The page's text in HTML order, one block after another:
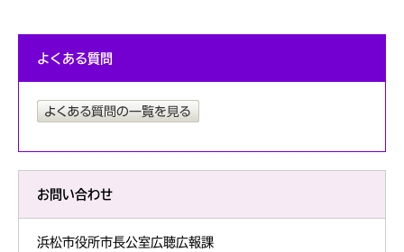
よくある質問
お問い合わせ
浜松市役所市長公室広聴広報課